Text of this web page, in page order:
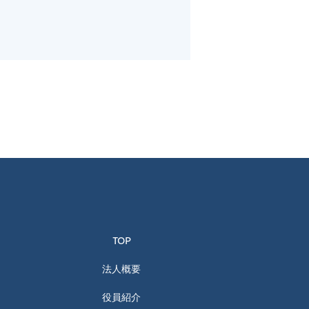
TOP
法人概要
役員紹介